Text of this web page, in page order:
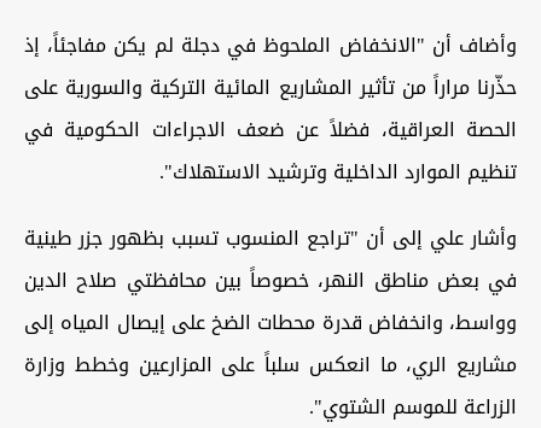
وأضاف أن "الانخفاض الملحوظ في دجلة لم يكن مفاجئاً، إذ
حذّرنا مراراً من تأثير المشاريع المائية التركية والسورية على
الحصة العراقية، فضلاً عن ضعف الاجراءات الحكومية في
تنظيم الموارد الداخلية وترشيد الاستهلاك".
وأشار علي إلى أن "تراجع المنسوب تسبب بظهور جزر طينية
في بعض مناطق النهر، خصوصاً بين محافظتي صلاح الدين
وواسط، وانخفاض قدرة محطات الضخ على إيصال المياه إلى
مشاريع الري، ما انعكس سلباً على المزارعين وخطط وزارة
الزراعة للموسم الشتوي".